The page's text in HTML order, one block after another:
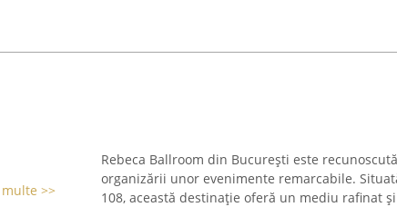
>>
Rebeca Ballroom din București este
organizării unor evenimente remarcabile.
108, această destinație oferă un mediu rafinat